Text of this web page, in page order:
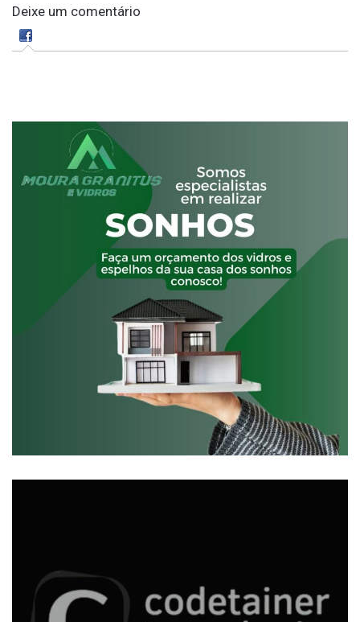
Deixe um comentário